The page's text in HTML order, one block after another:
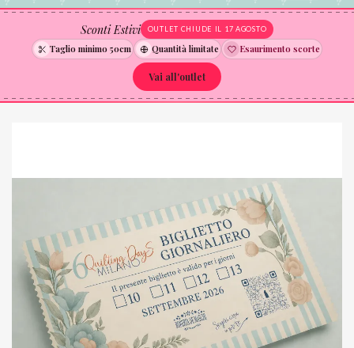
Sconti Estivi OUTLET CHIUDE IL 17 AGOSTO
Taglio minimo 50cm Quantità limitate Esaurimento scorte
Vai all'outlet